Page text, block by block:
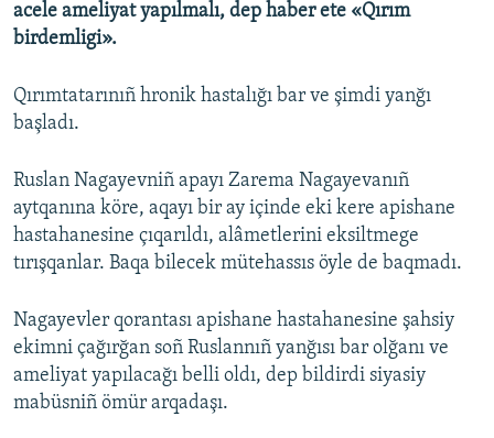
acele ameliyat yapılmalı, dep haber ete «Qırım
birdemligi».
Qırımtatarınıñ hronik hastalığı bar ve şimdi yanğı
başladı.
Ruslan Nagayevniñ apayı Zarema Nagayevanıñ
aytqanına köre, aqayı bir ay içinde eki kere apishane
hastahanesine çıqarıldı, alâmetlerini eksiltmege
tırışqanlar. Baqa bilecek mütehassıs öyle de baqmadı.
Nagayevler qorantası apishane hastahanesine şahsiy
ekimni çağırğan soñ Ruslannıñ yanğısı bar olğanı ve
ameliyat yapılacağı belli oldı, dep bildirdi siyasiy
mabüsniñ ömür arqadaşı.